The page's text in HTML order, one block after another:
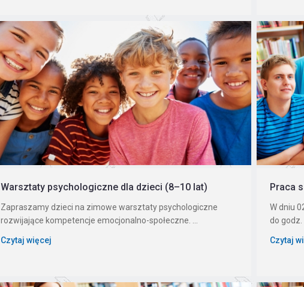
Warsztaty psychologiczne dla dzieci (8–10 lat)
Zapraszamy dzieci na zimowe warsztaty psychologiczne
rozwijające kompetencje emocjonalno-społeczne. ...
Czytaj więcej
Praca
W dniu
do godz.
Czytaj